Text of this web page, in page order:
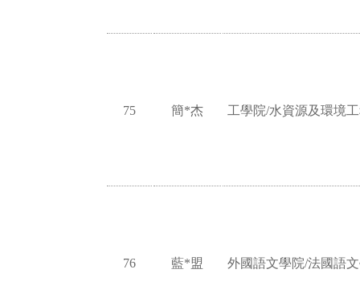
75 簡*杰 工學院/水資源及環境
76 藍*盟 外國語文學院/法國語